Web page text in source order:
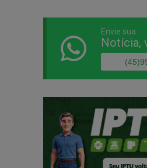
Envie sua
Notícia,